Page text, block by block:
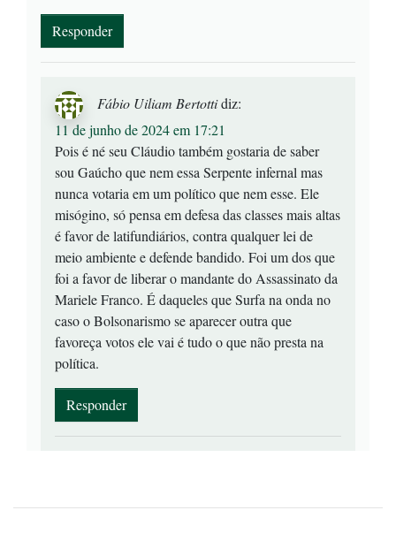
Responder
Fábio Uiliam Bertottidiz:
11 de junho de 2024 em 17:21
Pois é né seu Cláudio também gostaria de saber
sou Gaúcho que nem essa Serpente infernal mas
nunca votaria em um político que nem esse. Ele
misógino, só pensa em defesa das classes mais altas
é favor de latifundiários, contra qualquer lei de
meio ambiente e defende bandido. Foi um dos que
foi a favor de liberar o mandante do Assassinato da
Mariele Franco. É daqueles que Surfa na onda no
caso o Bolsonarismo se aparecer outra que
favoreça votos ele vai é tudo o que não presta na
política.
Responder